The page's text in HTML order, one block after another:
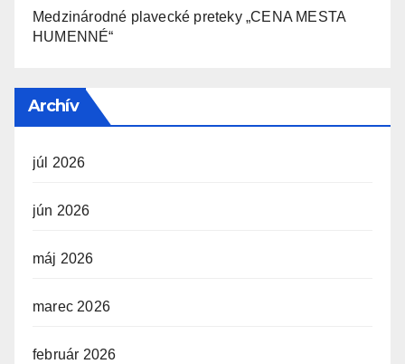
Medzinárodné plavecké preteky „CENA MESTA
HUMENNÉ“
Archív
júl 2026
jún 2026
máj 2026
marec 2026
február 2026